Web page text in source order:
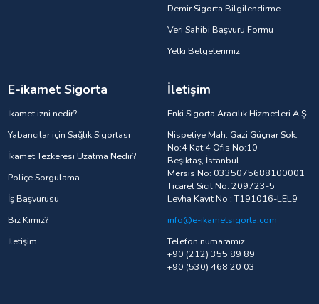
Demir Sigorta Bilgilendirme
Veri Sahibi Başvuru Formu
Yetki Belgelerimiz
E-ikamet Sigorta
İkamet izni nedir?
Yabancılar için Sağlık Sigortası
İkamet Tezkeresi Uzatma Nedir?
Poliçe Sorgulama
İş Başvurusu
Biz Kimiz?
İletişim
İletişim
Enki Sigorta Aracılık Hizmetleri A.Ş.
Nispetiye Mah. Gazi Güçnar Sok.
No:4 Kat:4 Ofis No:10
Beşiktaş, İstanbul
Mersis No: 0335075688100001
Ticaret Sicil No: 209723-5
Levha Kayıt No : T191016-LEL9
info@e-ikametsigorta.com
Telefon numaramız
+90 (212) 355 89 89
+90 (530) 468 20 03